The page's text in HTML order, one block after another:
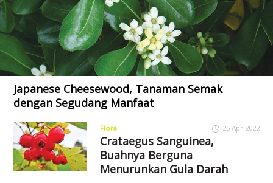
Japanese Cheesewood, Tanaman Semak
dengan Segudang Manfaat
Flora 25 Apr 2022
Crataegus Sanguinea,
Buahnya Berguna
Menurunkan Gula Darah